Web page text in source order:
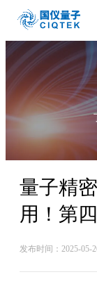
量子精
用！第
发布时间：2025-05-